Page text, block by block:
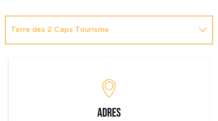
Terre des 2 Caps Tourisme
Toeristische dienst van Saint-Valery-sur-Somme
Adres